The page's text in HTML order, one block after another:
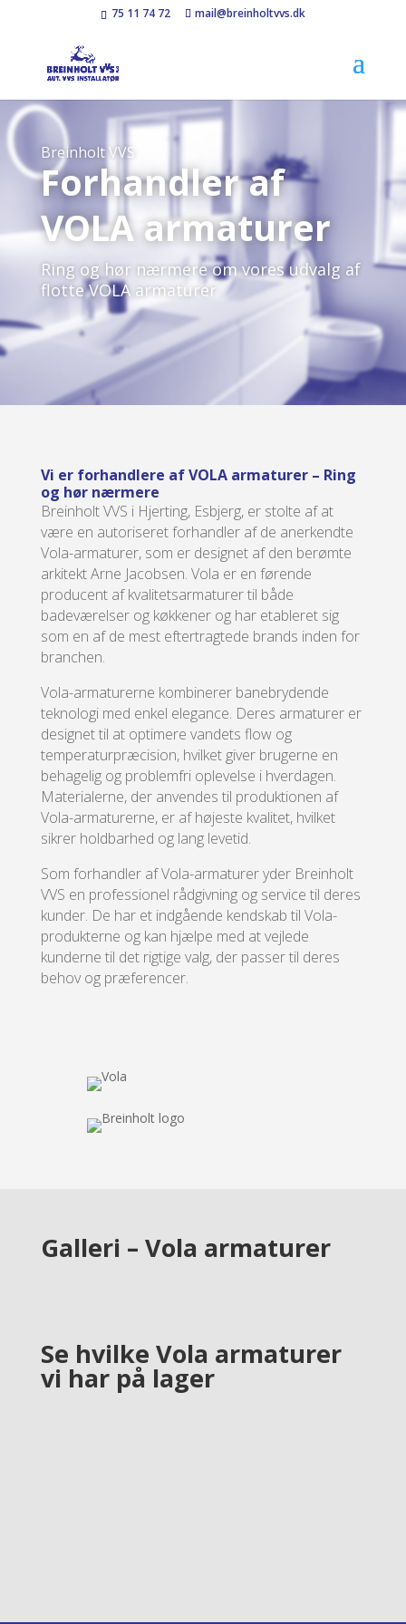
75 11 74 72 mail@breinholtvvs.dk
Breinholt VVS
Forhandler af
VOLA armaturer
Ring og hør nærmere om vores udvalg af
flotte VOLA armaturer
Vi er forhandlere af VOLA armaturer – Ring
og hør nærmere
Breinholt VVS i Hjerting, Esbjerg, er stolte af at
være en autoriseret forhandler af de anerkendte
Vola-armaturer, som er designet af den berømte
arkitekt Arne Jacobsen. Vola er en førende
producent af kvalitetsarmaturer til både
badeværelser og køkkener og har etableret sig
som en af de mest eftertragtede brands inden for
branchen.
Vola-armaturerne kombinerer banebrydende
teknologi med enkel elegance. Deres armaturer er
designet til at optimere vandets flow og
temperaturpræcision, hvilket giver brugerne en
behagelig og problemfri oplevelse i hverdagen.
Materialerne, der anvendes til produktionen af
Vola-armaturerne, er af højeste kvalitet, hvilket
sikrer holdbarhed og lang levetid.
Som forhandler af Vola-armaturer yder Breinholt
VVS en professionel rådgivning og service til deres
kunder. De har et indgående kendskab til Vola-
produkterne og kan hjælpe med at vejlede
kunderne til det rigtige valg, der passer til deres
behov og præferencer.
Galleri – Vola armaturer
Se hvilke Vola armaturer
vi har på lager